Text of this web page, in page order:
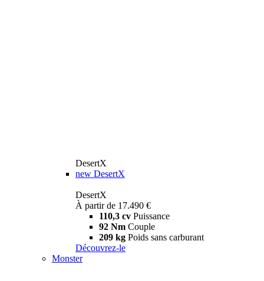
DesertX
new DesertX
DesertX
À partir de 17.490 €
110,3 cv Puissance
92 Nm Couple
209 kg Poids sans carburant
Découvrez-le
Monster